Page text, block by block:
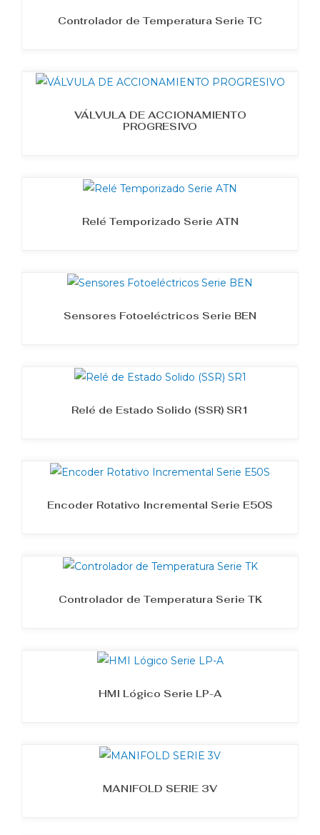
Controlador de Temperatura Serie TC
VÁLVULA DE ACCIONAMIENTO
PROGRESIVO
Relé Temporizado Serie ATN
Sensores Fotoeléctricos Serie BEN
Relé de Estado Solido (SSR) SR1
Encoder Rotativo Incremental Serie E50S
Controlador de Temperatura Serie TK
HMI Lógico Serie LP-A
MANIFOLD SERIE 3V